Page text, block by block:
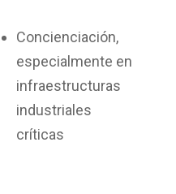
Concienciación,
especialmente en
infraestructuras
industriales
críticas